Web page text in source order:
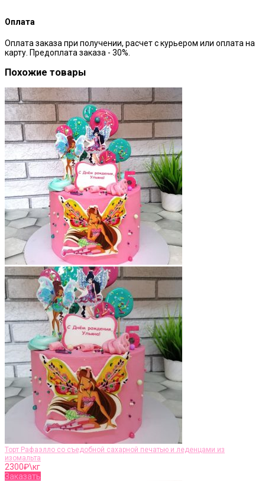
Оплата
Оплата заказа при получении, расчет с курьером или оплата на
карту. Предоплата заказа - 30%.
Похожие товары
Торт Рафаэлло со съедобной сахарной печатью и леденцами из
изомальта
2300₽\кг
Заказать